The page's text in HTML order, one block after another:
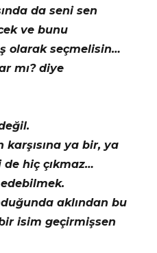
da seni sen
ve bunu
olarak seçmelisin…
mı? diye
ya bir, ya
de hiç çıkmaz…
aklından bu
isim geçirmişsen